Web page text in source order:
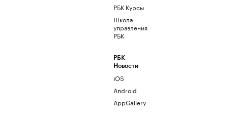
РБК Курсы
Школа
управления
РБК
РБК
Новости
iOS
Android
AppGallery